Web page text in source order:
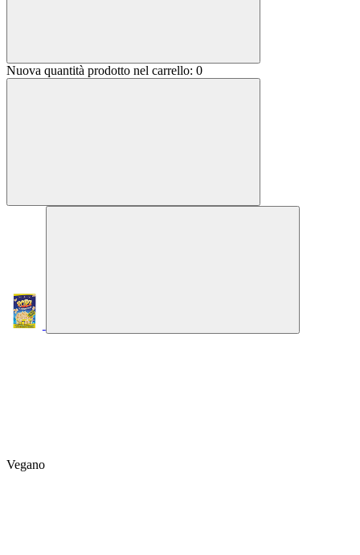
Nuova quantità prodotto nel carrello: 0
Vegano